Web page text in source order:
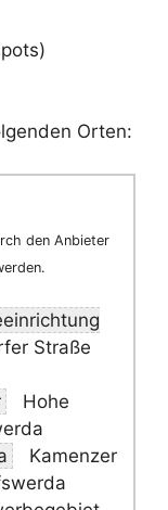
Orten:
den Anbieter
Straße
Hohe
Kamenzer